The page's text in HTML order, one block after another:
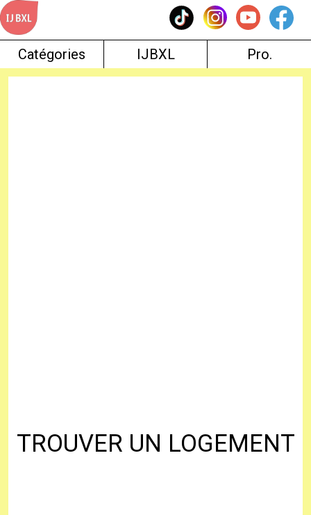
Skip
to
content
Catégories IJBXL Pro.
TROUVER UN LOGEMENT